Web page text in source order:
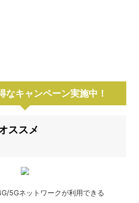
なキャンペーン実施中！
ススメ
5Gネットワークが利用できる